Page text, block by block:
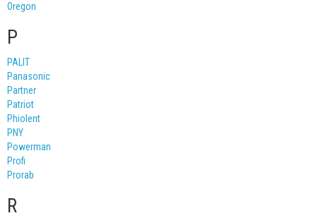
Oregon
P
PALIT
Panasonic
Partner
Patriot
Phiolent
PNY
Powerman
Profi
Prorab
R